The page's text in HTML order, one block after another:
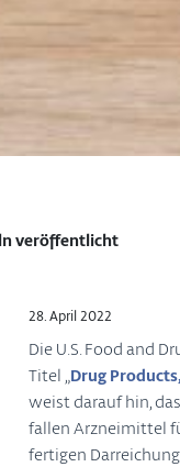
veröffentlicht
28. April 2022
Die U.S. Food and
Titel „Drug
weist darauf hin,
fallen Arzneimittel
fertigen